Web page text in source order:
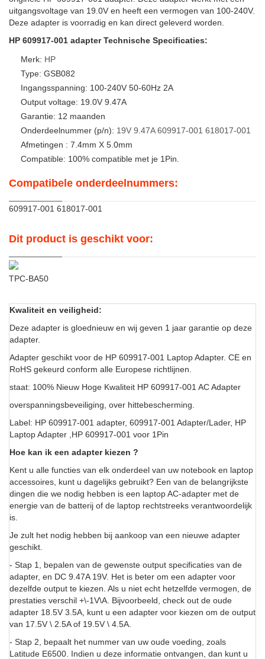
uitgangsvoltage van 19.0V en heeft een vermogen van 100-240V.
Deze adapter is voorradig en kan direct geleverd worden.
HP 609917-001 adapter Technische Specificaties:
Merk: HP
Type: GSB082
Ingangsspanning: 100-240V 50-60Hz 2A
Output voltage: 19.0V 9.47A
Garantie: 12 maanden
Onderdeelnummer (p/n): 19V 9.47A 609917-001 618017-001
Afmetingen : 7.4mm X 5.0mm
Compatible: 100% compatible met je 1Pin.
Compatibele onderdeelnummers:
609917-001 618017-001
Dit product is geschikt voor:
TPC-BA50
Kwaliteit en veiligheid:
Deze adapter is gloednieuw en wij geven 1 jaar garantie op deze
adapter.
Adapter geschikt voor de HP 609917-001 Laptop Adapter. CE en
RoHS gekeurd conform alle Europese richtlijnen.
staat: 100% Nieuw Hoge Kwaliteit HP 609917-001 AC Adapter
overspanningsbeveiliging, over hittebescherming.
Label: HP 609917-001 adapter, 609917-001 Adapter/Lader, HP
Laptop Adapter ,HP 609917-001 voor 1Pin
Hoe kan ik een adapter kiezen ?
Kent u alle functies van elk onderdeel van uw notebook en laptop
accessoires, kunt u dagelijks gebruikt? Een van de belangrijkste
dingen die we nodig hebben is een laptop AC-adapter met de
energie van de batterij of de laptop rechtstreeks verantwoordelijk
is.
Je zult het nodig hebben bij aankoop van een nieuwe adapter
geschikt.
- Stap 1, bepalen van de gewenste output specificaties van de
adapter, en DC 9.47A 19V. Het is beter om een adapter voor
dezelfde output te kiezen. Als u niet echt hetzelfde vermogen, de
prestaties verschil +\-1V\A. Bijvoorbeeld, check out de oude
adapter 18.5V 3.5A, kunt u een adapter voor kiezen om de output
van 17.5V \ 2.5A of 19.5V \ 4.5A.
- Stap 2, bepaalt het nummer van uw oude voeding, zoals
Latitude E6500. Indien u deze informatie ontvangen, dan kunt u